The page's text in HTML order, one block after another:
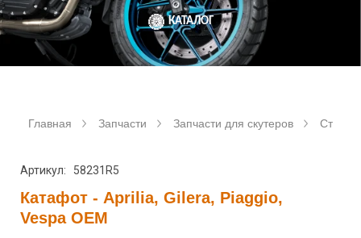
КАТАЛОГ
Главная Запчасти Запчасти для скутеров
Артикул: 58231R5
Катафот - Aprilia, Gilera, Piaggio,
Vespa OEM